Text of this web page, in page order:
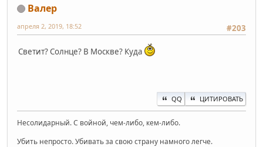
Валер
#203
апреля 2, 2019, 18:52
Светит? Солнце? В Москве? Куда
QQ ЦИТИРОВАТЬ
Несолидарный. С войной, чем-либо, кем-либо.
Убить непросто. Убивать за свою страну намного легче.